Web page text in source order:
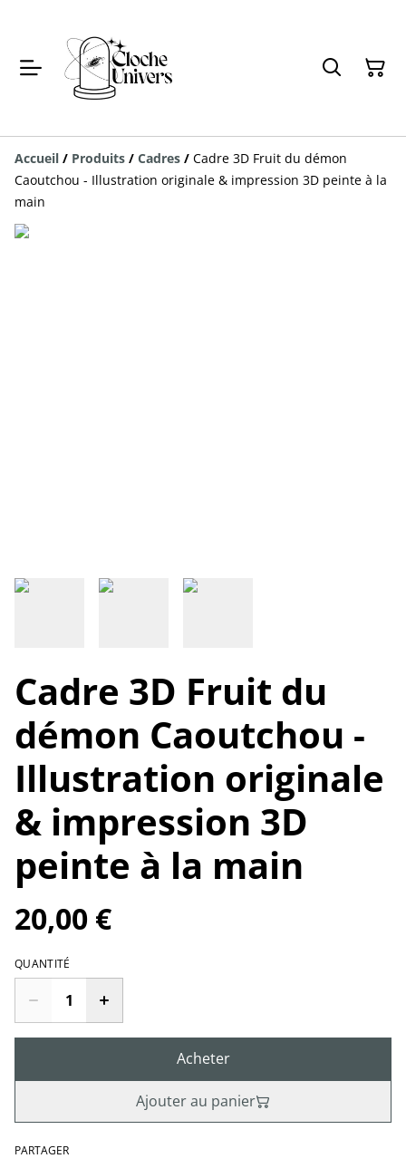
Accueil / Produits / Cadres / Cadre 3D Fruit du démon
Caoutchou - Illustration originale & impression 3D peinte à la
main
Cadre 3D Fruit du
démon Caoutchou -
Illustration originale
& impression 3D
peinte à la main
20,00 €
QUANTITÉ
Acheter
Ajouter au panier
PARTAGER